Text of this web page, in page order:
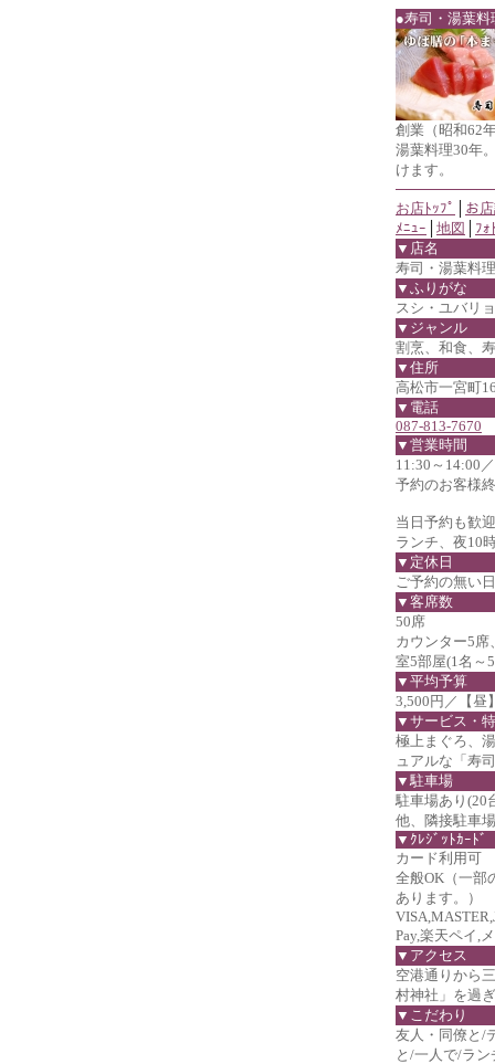
●寿司・湯葉
創業（昭和62
湯葉料理30年
けます。
お店ﾄｯﾌﾟ
お
ﾒﾆｭｰ
地図
ﾌｫ
▼店名
寿司・湯葉料
▼ふりがな
スシ・ユバリ
▼ジャンル
割烹、和食、
▼住所
高松市一宮町
▼電話
087-813-7670
▼営業時間
11:30～14:00
予約のお客様
当日予約も歓
ランチ、夜10
▼定休日
ご予約の無い
▼客席数
50席
カウンター5
室5部屋(1名～
▼平均予算
3,500円／【昼
▼サービス・
極上まぐろ、
ュアルな「寿
▼駐車場
駐車場あり(20
他、隣接駐車
▼ｸﾚｼﾞｯﾄｶｰﾄﾞ
カード利用可
全般OK（一部
あります。）
Pay,楽天ペイ,
▼アクセス
空港通りから
村神社」を過
▼こだわり
友人・同僚と/
と/一人で/ラ